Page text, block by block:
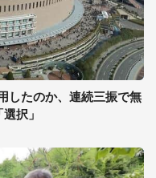
したのか、連続三振で無
択」